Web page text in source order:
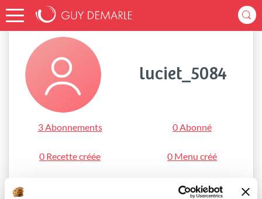
Accueil luciet_5084
luciet_5084
3 Abonnements 0 Abonné
0 Recette créée 0 Menu créé